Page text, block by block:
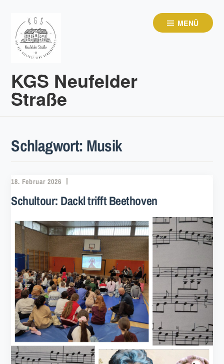
springen
KGS Neufelder
Straße
MENÜ
Schlagwort: Musik
18. Februar 2026
Schultour: Dackl trifft Beethoven